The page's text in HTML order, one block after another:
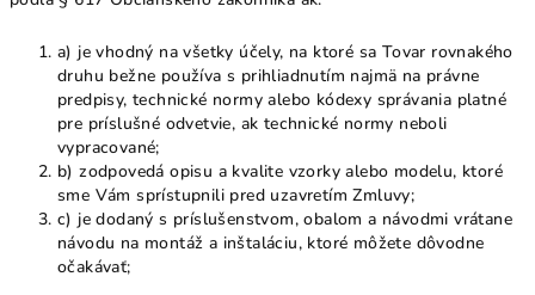
a) je vhodný na všetky účely, na ktoré sa Tovar rovnakého
druhu bežne používa s prihliadnutím najmä na právne
predpisy, technické normy alebo kódexy správania platné
pre príslušné odvetvie, ak technické normy neboli
vypracované;
b) zodpovedá opisu a kvalite vzorky alebo modelu, ktoré
sme Vám sprístupnili pred uzavretím Zmluvy;
c) je dodaný s príslušenstvom, obalom a návodmi vrátane
návodu na montáž a inštaláciu, ktoré môžete dôvodne
očakávať;